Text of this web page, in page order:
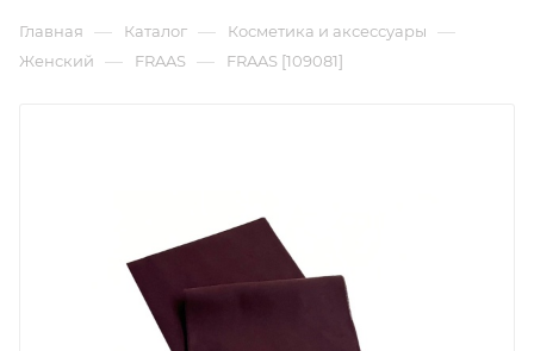
Главная — Каталог — Косметика и аксессуары —
Женский — FRAAS — FRAAS [109081]